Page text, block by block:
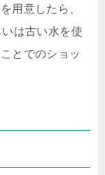
用意したら、
は古い水を使
とでのショッ